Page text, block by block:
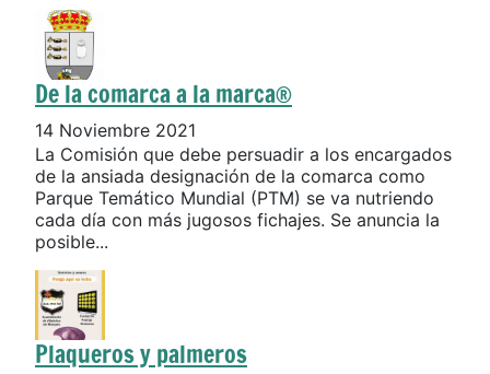
De la comarca a la marca®
14 Noviembre 2021
La Comisión que debe persuadir a los encargados
de la ansiada designación de la comarca como
Parque Temático Mundial (PTM) se va nutriendo
cada día con más jugosos fichajes. Se anuncia la
posible...
Plaqueros y palmeros